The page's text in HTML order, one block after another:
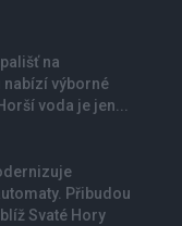
na
nabízí výborné
voda je jen...
Přibudou
Svaté Hory